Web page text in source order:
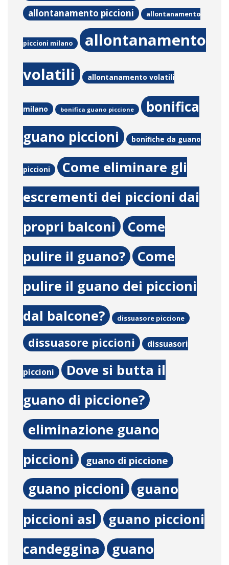
allontanamento piccioni allontanamento
piccioni milano
allontanamento
volatili
allontanamento volatili
milano bonifica guano piccione
bonifica
guano piccioni
bonifiche da guano
piccioni
Come eliminare gli
escrementi dei piccioni dai
propri balconi
Come
pulire il guano?
Come
pulire il guano dei piccioni
dal balcone?
dissuasore piccione
dissuasore piccioni dissuasori
piccioni
Dove si butta il
guano di piccione?
eliminazione guano
piccioni
guano di piccione
guano piccioni
guano
piccioni asl
guano piccioni
candeggina
guano